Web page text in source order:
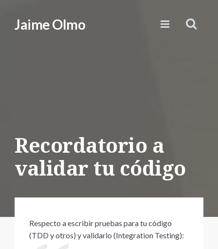
Jaime Olmo
Recordatorio a
validar tu código
Respecto a escribir pruebas para tu código
(TDD y otros) y validarlo (Integration Testing):